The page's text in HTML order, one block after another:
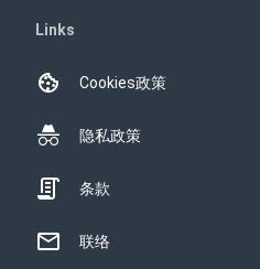
Links
Cookies政策
隐私政策
条款
联络